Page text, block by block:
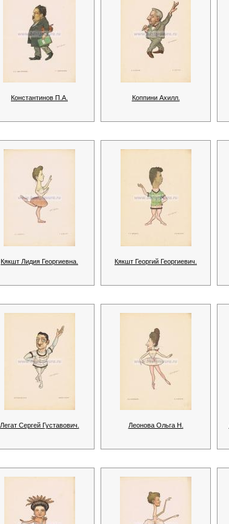
Константинов П.А. Коппини Ахилл.
Кякшт Лидия Георгиевна. Кякшт Георгий Георгиевич.
Легат Сергей Густавович. Леонова Ольга Н.